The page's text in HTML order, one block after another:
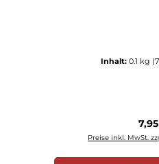
Inhalt: 0.1 kg
Preise inkl. MwSt.